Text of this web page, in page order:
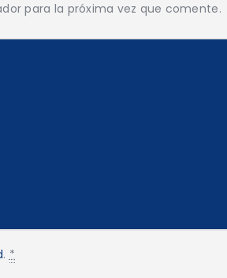
para la próxima vez que comente.
. *